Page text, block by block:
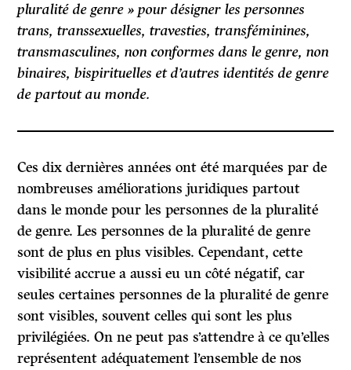
pluralité de genre » pour désigner les personnes
trans, transsexuelles, travesties, transféminines,
transmasculines, non conformes dans le genre, non
binaires, bispirituelles et d’autres identités de genre
de partout au monde.
Ces dix dernières années ont été marquées par de
nombreuses améliorations juridiques partout
dans le monde pour les personnes de la pluralité
de genre. Les personnes de la pluralité de genre
sont de plus en plus visibles. Cependant, cette
visibilité accrue a aussi eu un côté négatif, car
seules certaines personnes de la pluralité de genre
sont visibles, souvent celles qui sont les plus
privilégiées. On ne peut pas s’attendre à ce qu’elles
représentent adéquatement l’ensemble de nos